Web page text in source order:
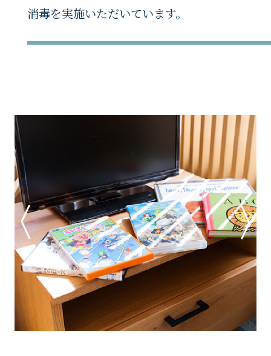
消毒を実施いただいています。